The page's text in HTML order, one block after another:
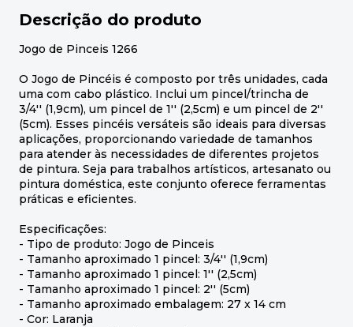
Descrição do produto
Jogo de Pinceis 1266
O Jogo de Pincéis é composto por três unidades, cada
uma com cabo plástico. Inclui um pincel/trincha de
3/4'' (1,9cm), um pincel de 1'' (2,5cm) e um pincel de 2''
(5cm). Esses pincéis versáteis são ideais para diversas
aplicações, proporcionando variedade de tamanhos
para atender às necessidades de diferentes projetos
de pintura. Seja para trabalhos artísticos, artesanato ou
pintura doméstica, este conjunto oferece ferramentas
práticas e eficientes.
Especificações:
- Tipo de produto: Jogo de Pinceis
- Tamanho aproximado 1 pincel: 3/4'' (1,9cm)
- Tamanho aproximado 1 pincel: 1'' (2,5cm)
- Tamanho aproximado 1 pincel: 2'' (5cm)
- Tamanho aproximado embalagem: 27 x 14 cm
- Cor: Laranja